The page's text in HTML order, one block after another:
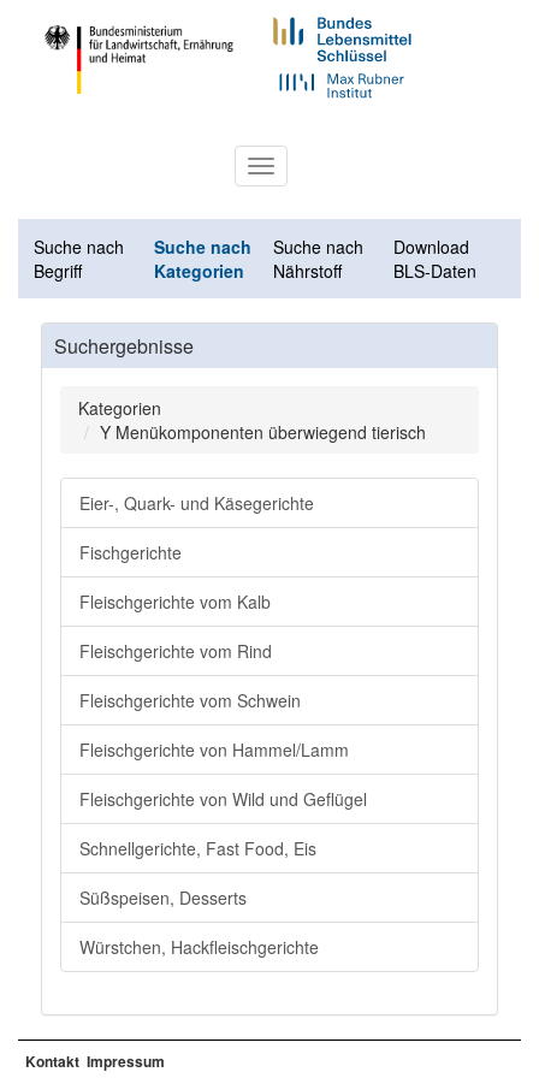
Toggle
navigation
Suche nach
Begriff
Suche nach
Kategorien
Suche nach
Nährstoff
Download
BLS-Daten
Suchergebnisse
Kategorien
Y Menükomponenten überwiegend tierisch
Eier-, Quark- und Käsegerichte
Fischgerichte
Fleischgerichte vom Kalb
Fleischgerichte vom Rind
Fleischgerichte vom Schwein
Fleischgerichte von Hammel/Lamm
Fleischgerichte von Wild und Geflügel
Schnellgerichte, Fast Food, Eis
Süßspeisen, Desserts
Würstchen, Hackfleischgerichte
Kontakt Impressum